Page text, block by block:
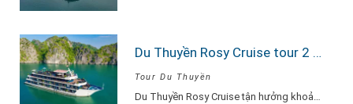
Du Thuyền Rosy Cruise tour 2 ngày 1 đêm
Tour Du Thuyền
Du Thuyền Rosy Cruise tận hưởng khoảnh khắc vui vẻ, hạnh phúc đắm say lòng…